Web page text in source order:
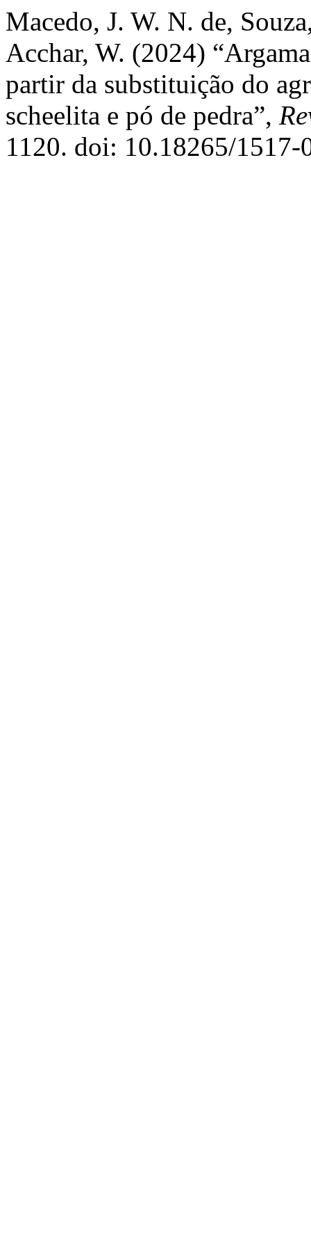
Macedo, J. W. N. de,
Acchar, W. (2024)
partir da substituição do
scheelita e pó de pedra”,
1120. doi: 10.18265/1517-